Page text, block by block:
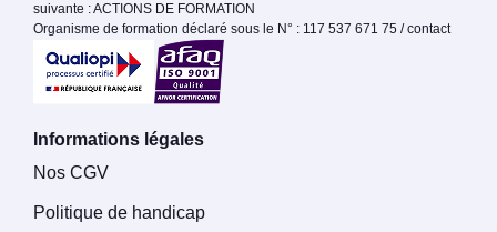
suivante : ACTIONS DE FORMATION
Organisme de formation déclaré sous le N° : 117 537 671 75 / contact
Informations légales
Nos CGV
Politique de handicap